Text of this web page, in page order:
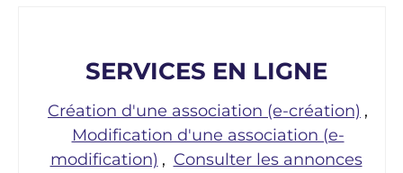
SERVICES EN LIGNE
Création d'une association (e-création) ,
Modification d'une association (e-
modification) , Consulter les annonces